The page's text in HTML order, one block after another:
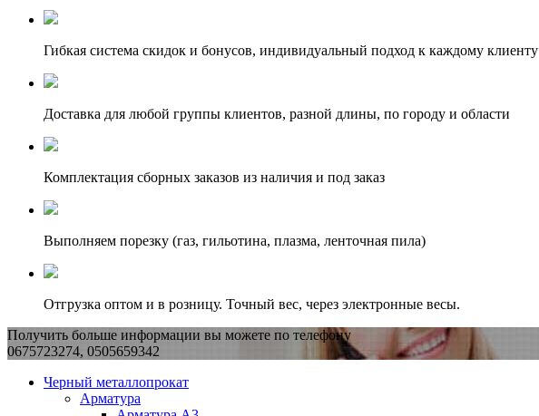
Гибкая система скидок и бонусов, индивидуальный подход к каждому клиенту
Доставка для любой группы клиентов, разной длины, по городу и области
Комплектация сборных заказов из наличия и под заказ
Выполняем порезку (газ, гильотина, плазма, ленточная пила)
Отгрузка оптом и в розницу. Точный вес, через электронные весы.
Получить больше информации вы можете по телефону
0675723274, 0505659342
Черный металлопрокат
Арматура